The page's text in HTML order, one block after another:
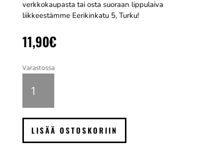
verkkokaupasta tai osta suoraan lippulaiva
liikkeestämme Eerikinkatu 5, Turku!
11,90€
Varastossa
Xtreme
mustavalkofilmi
120
LISÄÄ OSTOSKORIIN